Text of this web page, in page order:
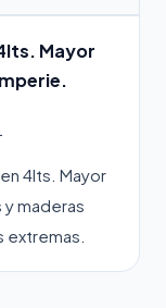
Mayor
4lts. Mayor
maderas